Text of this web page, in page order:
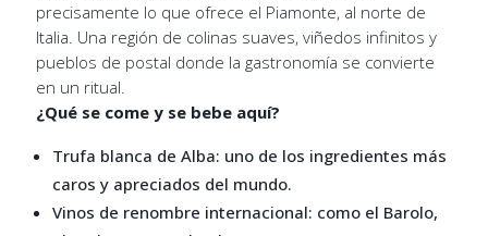
precisamente lo que ofrece el Piamonte, al norte de
Italia. Una región de colinas suaves, viñedos infinitos y
pueblos de postal donde la gastronomía se convierte
en un ritual.
¿Qué se come y se bebe aquí?
Trufa blanca de Alba: uno de los ingredientes más
caros y apreciados del mundo.
Vinos de renombre internacional: como el Barolo,